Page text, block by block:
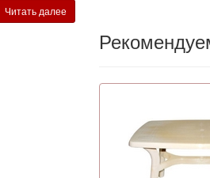
Читать далее